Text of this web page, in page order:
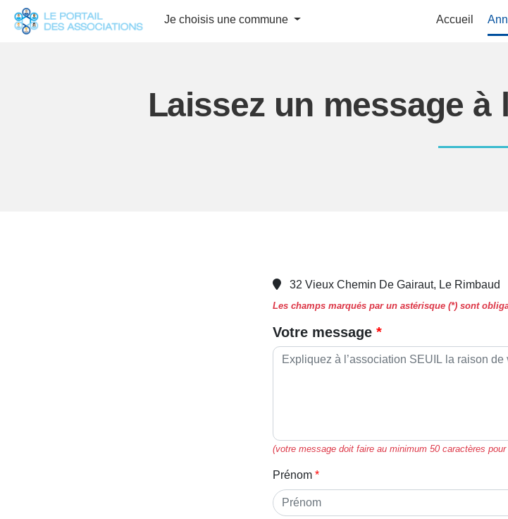
Je choisis une commune Accueil
Laissez un message à
32 Vieux Chemin De Gairaut, Le Rimbaud
Les champs marqués par un astérisque (*) sont
Votre message
(votre message doit faire au minimum 50 caractères
Prénom
Panneau de gestion des cookies